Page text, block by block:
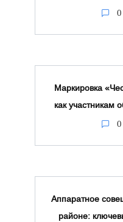
0
Маркировка
как участникам
0
Аппаратное
районе: